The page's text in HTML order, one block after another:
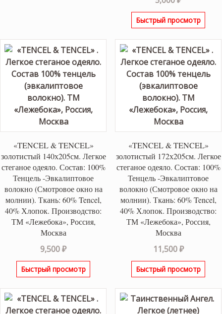
Быстрый просмотр
«TENCEL & TENCEL»
золотистый 140х205см. Легкое
стеганое одеяло. Состав: 100%
Тенцель -Эвкалиптовое
волокно (Смотровое окно на
молнии). Ткань: 60% Tencel,
40% Хлопок. Производство:
ТМ «Лежебока», Россия,
Москва
9,500₽
Быстрый просмотр
«TENCEL & TENCEL»
золотистый 172х205см. Легкое
стеганое одеяло. Состав: 100%
Тенцель -Эвкалиптовое
волокно (Смотровое окно на
молнии). Ткань: 60% Tencel,
40% Хлопок. Производство:
ТМ «Лежебока», Россия,
Москва
11,500₽
Быстрый просмотр